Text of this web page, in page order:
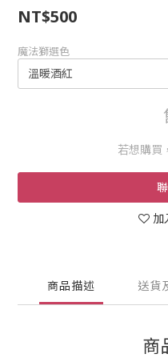
NT$500
魔法獅選色
若想購買
加
商品描述 送貨
商